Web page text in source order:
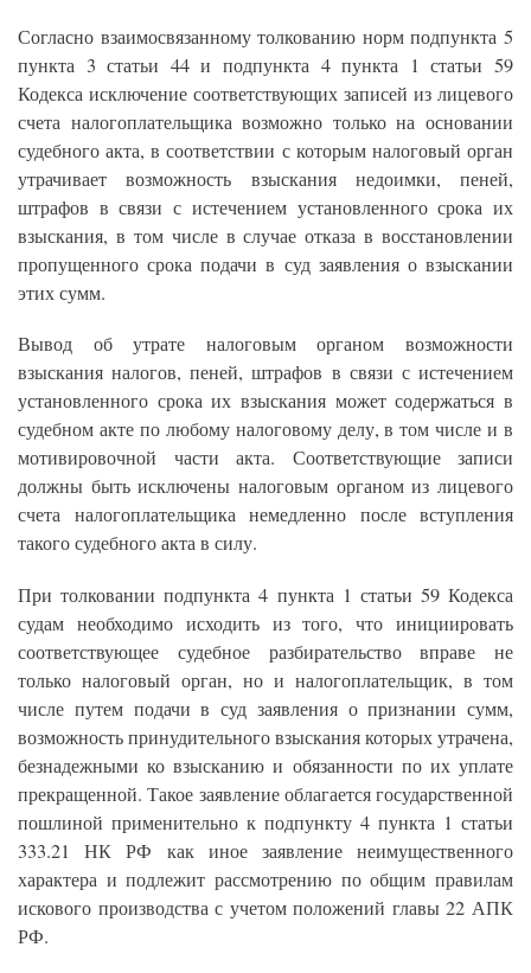
Согласно взаимосвязанному толкованию норм подпункта 5
пункта 3 статьи 44 и подпункта 4 пункта 1 статьи 59
Кодекса исключение соответствующих записей из лицевого
счета налогоплательщика возможно только на основании
судебного акта, в соответствии с которым налоговый орган
утрачивает возможность взыскания недоимки, пеней,
штрафов в связи с истечением установленного срока их
взыскания, в том числе в случае отказа в восстановлении
пропущенного срока подачи в суд заявления о взыскании
этих сумм.
Вывод об утрате налоговым органом возможности
взыскания налогов, пеней, штрафов в связи с истечением
установленного срока их взыскания может содержаться в
судебном акте по любому налоговому делу, в том числе и в
мотивировочной части акта. Соответствующие записи
должны быть исключены налоговым органом из лицевого
счета налогоплательщика немедленно после вступления
такого судебного акта в силу.
При толковании подпункта 4 пункта 1 статьи 59 Кодекса
судам необходимо исходить из того, что инициировать
соответствующее судебное разбирательство вправе не
только налоговый орган, но и налогоплательщик, в том
числе путем подачи в суд заявления о признании сумм,
возможность принудительного взыскания которых утрачена,
безнадежными ко взысканию и обязанности по их уплате
прекращенной. Такое заявление облагается государственной
пошлиной применительно к подпункту 4 пункта 1 статьи
333.21 НК РФ как иное заявление неимущественного
характера и подлежит рассмотрению по общим правилам
искового производства с учетом положений главы 22 АПК
РФ.